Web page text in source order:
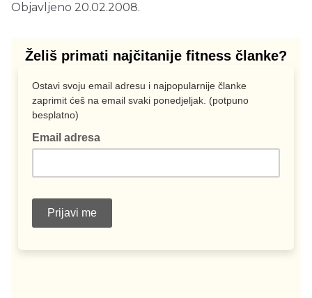
Objavljeno 20.02.2008.